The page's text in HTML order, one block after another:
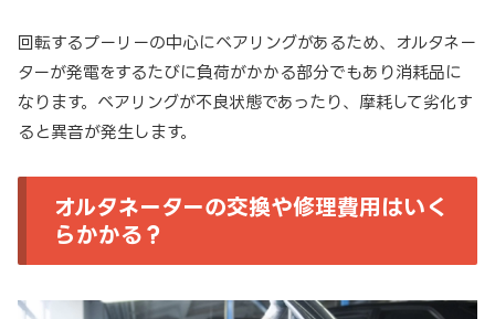
回転するプーリーの中心にベアリングがあるため、オルタネー
ターが発電をするたびに負荷がかかる部分でもあり消耗品に
なります。ベアリングが不良状態であったり、摩耗して劣化す
ると異音が発生します。
オルタネーターの交換や修理費用はいく
らかかる？